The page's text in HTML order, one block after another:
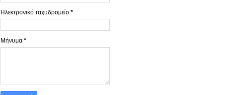
Ηλεκτρονικό ταχυδρομείο *
Μήνυμα *